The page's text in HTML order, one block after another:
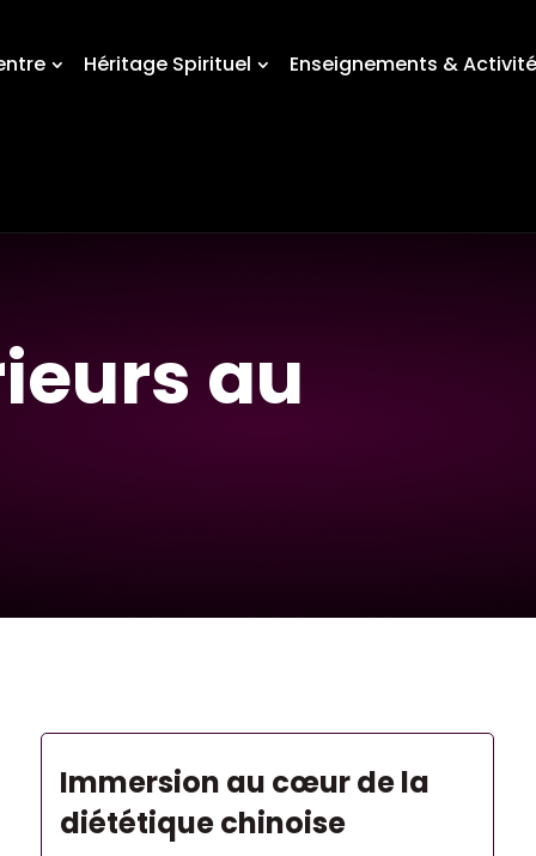
Héritage Spirituel Enseignements &
au
Immersion au cœur de la
diététique chinoise